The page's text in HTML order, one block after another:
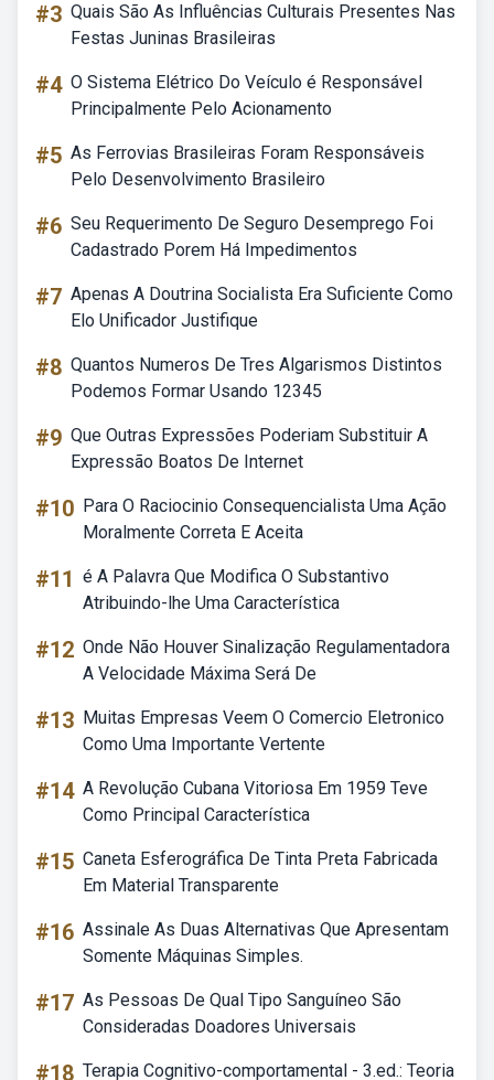
#3 Quais São As Influências Culturais Presentes Nas
Festas Juninas Brasileiras
#4 O Sistema Elétrico Do Veículo é Responsável
Principalmente Pelo Acionamento
#5 As Ferrovias Brasileiras Foram Responsáveis
Pelo Desenvolvimento Brasileiro
#6 Seu Requerimento De Seguro Desemprego Foi
Cadastrado Porem Há Impedimentos
#7 Apenas A Doutrina Socialista Era Suficiente Como
Elo Unificador Justifique
#8 Quantos Numeros De Tres Algarismos Distintos
Podemos Formar Usando 12345
#9 Que Outras Expressões Poderiam Substituir A
Expressão Boatos De Internet
#10 Para O Raciocinio Consequencialista Uma Ação
Moralmente Correta E Aceita
#11 é A Palavra Que Modifica O Substantivo
Atribuindo-lhe Uma Característica
#12 Onde Não Houver Sinalização Regulamentadora
A Velocidade Máxima Será De
#13 Muitas Empresas Veem O Comercio Eletronico
Como Uma Importante Vertente
#14 A Revolução Cubana Vitoriosa Em 1959 Teve
Como Principal Característica
#15 Caneta Esferográfica De Tinta Preta Fabricada
Em Material Transparente
#16 Assinale As Duas Alternativas Que Apresentam
Somente Máquinas Simples.
#17 As Pessoas De Qual Tipo Sanguíneo São
Consideradas Doadores Universais
#18 Terapia Cognitivo-comportamental - 3.ed.: Teoria